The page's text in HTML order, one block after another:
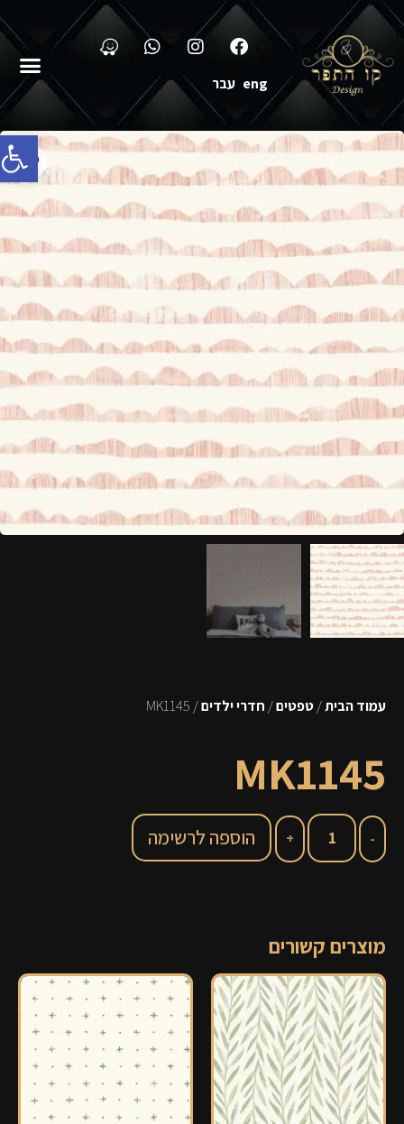
פתח
eng עבר
עמוד הבית/טפטים/חדרי ילדים/ MK1145
MK1145
הוספה לרשימה
מוצרים קשורים